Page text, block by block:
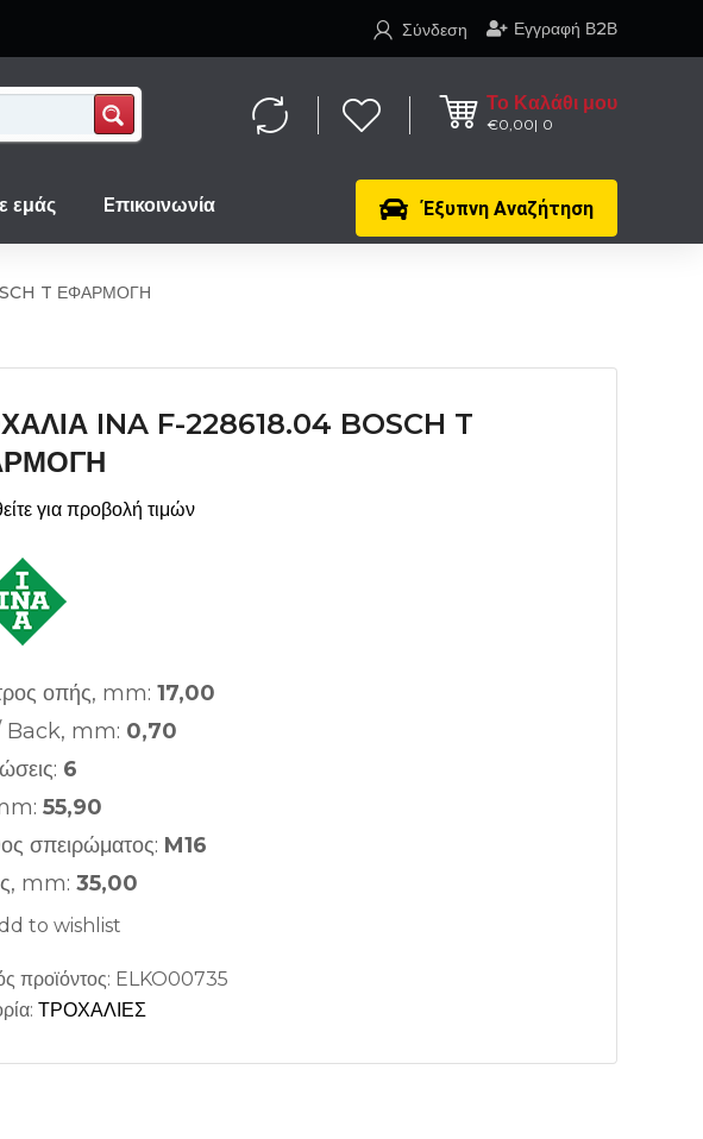
Εγγραφή Β2Β
Σύνδεση
Το Καλάθι μου
€0,00 0
Έξυπνη Αναζήτηση
εμάς Eπικοινωνία
T ΕΦΑΡΜΟΓΗ
INA F-228618.04 BOSCH T
για προβολή τιμών
οπής, mm: 17,00
Back, mm: 0,70
6
55,90
σπειρώματος: M16
mm: 35,00
to wishlist
προϊόντος: ELKO00735
ΤΡΟΧΑΛΙΕΣ